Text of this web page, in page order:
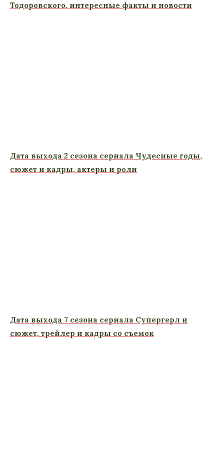
Тодоровского, интересные факты и новости
Дата выхода 2 сезона сериала Чудесные годы,
сюжет и кадры, актеры и роли
Дата выхода 7 сезона сериала Супергерл и
сюжет, трейлер и кадры со съемок